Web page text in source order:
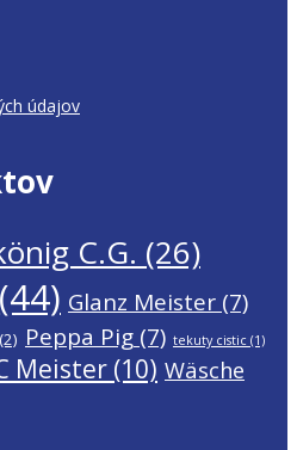
údajov
C.G. (26)
(44) Glanz Meister (7)
(2) Peppa Pig (7) tekuty cistic (1)
Meister (10) Wäsche